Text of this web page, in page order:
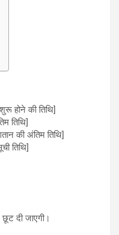
होने की तिथि]
तिथि]
की अंतिम तिथि]
तिथि]
दी जाएगी।